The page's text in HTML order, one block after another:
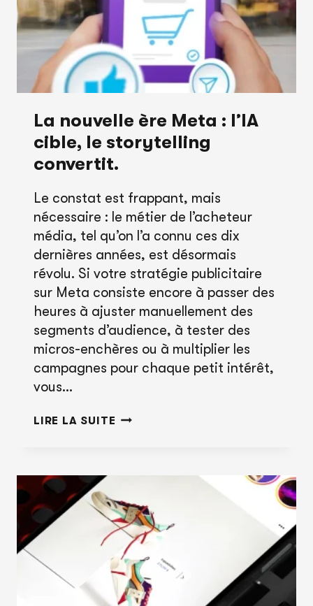
POURQUOI
L’HYPER-
LOCAL
BAT
LE
GLOBAL
2026
La nouvelle ère Meta : l’IA
cible, le storytelling
convertit.
Le constat est frappant, mais
nécessaire : le métier de l’acheteur
média, tel qu’on l’a connu ces dix
dernières années, est désormais
révolu. Si votre stratégie publicitaire
sur Meta consiste encore à passer des
heures à ajuster manuellement des
segments d’audience, à tester des
micros-enchères ou à multiplier les
campagnes pour chaque petit intérêt,
vous…
LIRE LA SUITE LA
L’IA
CIBLE,
LE
STORYTELLING
CONVERTIT.